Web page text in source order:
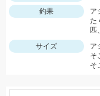
釣果
ア
た
匹
サイズ
ア
そ
そ